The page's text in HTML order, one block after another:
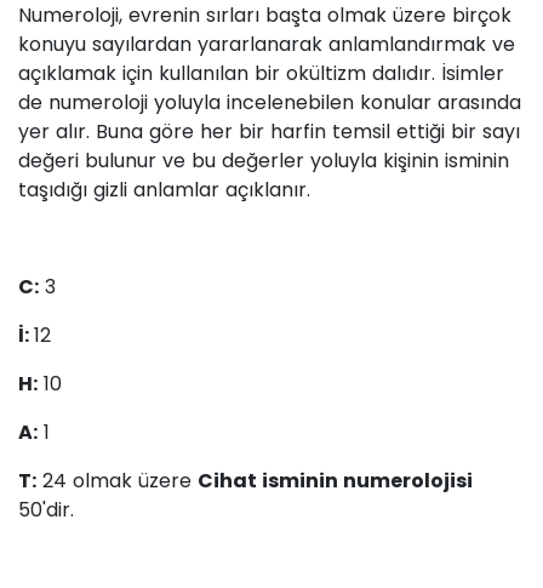
Numeroloji, evrenin sırları başta olmak üzere birçok
konuyu sayılardan yararlanarak anlamlandırmak ve
açıklamak için kullanılan bir okültizm dalıdır. İsimler
de numeroloji yoluyla incelenebilen konular arasında
yer alır. Buna göre her bir harfin temsil ettiği bir sayı
değeri bulunur ve bu değerler yoluyla kişinin isminin
taşıdığı gizli anlamlar açıklanır.
C: 3
İ:12
H: 10
A: 1
T: 24 olmak üzere Cihat isminin numerolojisi
50'dir.